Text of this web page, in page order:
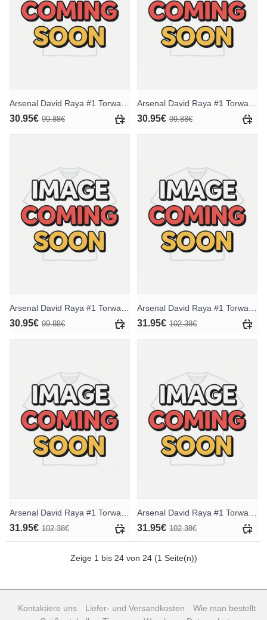
30.95€ 99.88€ 30.95€ 99.88€
30.95€ 99.88€ 31.95€ 102.38€
31.95€ 102.38€ 31.95€ 102.38€
Zeige 1 bis 24 von 24 (1 Seite(n))
Kontaktiere uns Liefer- und Versandkosten
Wie man bestellt